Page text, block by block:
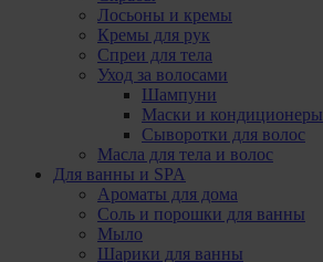
Лосьоны и кремы
Кремы для рук
Спреи для тела
Уход за волосами
Шампуни
Маски и кондиционеры
Сыворотки для волос
Масла для тела и волос
Для ванны и SPA
Ароматы для дома
Соль и порошки для ванны
Мыло
Шарики для ванны